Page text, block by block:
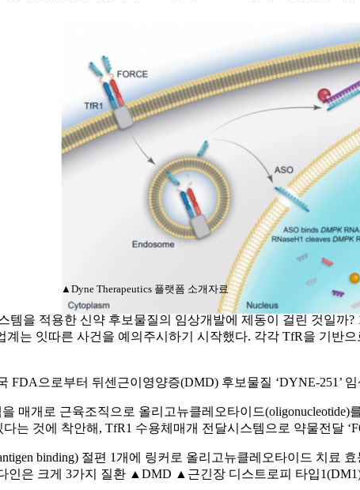
▲Dyne Therapeutics 플랫폼 소개자료
템을 적용한 신약 후보물질의 임상개발에 제동이 걸린 것일
는 잇따른 사건을 예의주시하기 시작했다. 각각 TfR을 기반
FDA으로부터 뒤센근이영양증(DMD) 후보물질 ‘DYNE-
매개로 근육조직으로 올리고뉴클레오타이드
다는 것에 착안해, TfR1 수용체매개 전달시스템으로 약물전달
binding) 절편 1개에 링커로 올리고뉴클레오타이드 치료
인은 크게 3가지 질환 ▲DMD ▲근긴장 디스트로피 타입